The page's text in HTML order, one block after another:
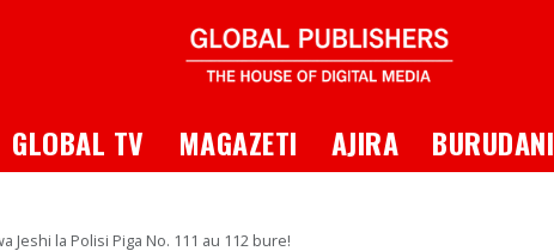
Dropdown
GLOBAL TV MAGAZETI AJIRA BURUDANI
Jeshi la Polisi Piga No. 111 au 112 bure!